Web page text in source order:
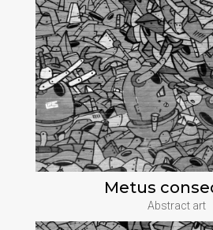
Metus
Abstract art